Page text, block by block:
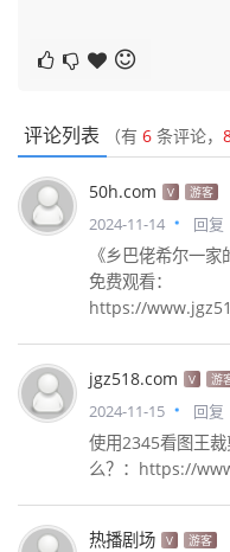
评论列表 （有 6 条评论，
50h.com V 游客
2024-11-14 回复
《乡巴佬希尔一
免费观看：
https://
jgz518.com V 游
2024-11-15 回复
使用2345看图王
么？：https://
热播剧场 V 游客